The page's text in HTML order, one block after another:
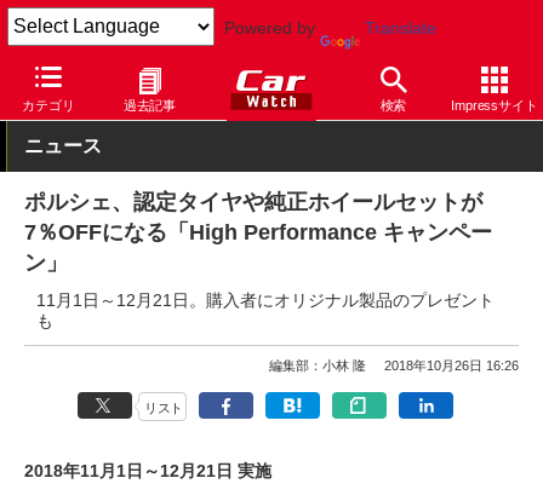
Powered by Translate
カテゴリ 過去記事 検索 Impressサイト
Car Watch 自動車 ポルシェ
ニュース
ポルシェ、認定タイヤや純正ホイールセットが
7％OFFになる「High Performance キャンペー
ン」
11月1日～12月21日。購入者にオリジナル製品のプレゼント
も
編集部：小林 隆 2018年10月26日 16:26
リスト
2018年11月1日～12月21日 実施